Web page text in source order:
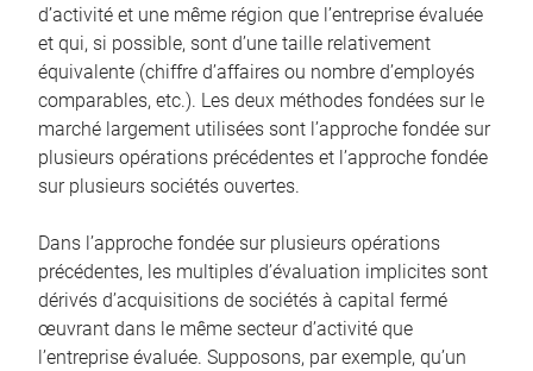
d’activité et une même région que l’entreprise évaluée
et qui, si possible, sont d’une taille relativement
équivalente (chiffre d’affaires ou nombre d’employés
comparables, etc.). Les deux méthodes fondées sur le
marché largement utilisées sont l’approche fondée sur
plusieurs opérations précédentes et l’approche fondée
sur plusieurs sociétés ouvertes.
Dans l’approche fondée sur plusieurs opérations
précédentes, les multiples d’évaluation implicites sont
dérivés d’acquisitions de sociétés à capital fermé
œuvrant dans le même secteur d’activité que
l’entreprise évaluée. Supposons, par exemple, qu’un